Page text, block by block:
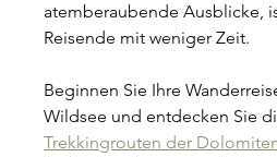
atemberaubende Ausblicke,
Reisende mit weniger Zeit.
Beginnen Sie Ihre
Wildsee und entdecken Sie
Trekkingrouten der